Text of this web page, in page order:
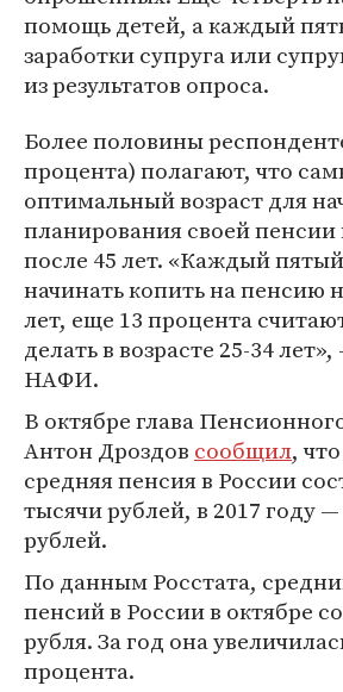
помощь детей, а каждый
заработки супруга или
из результатов опроса.
Более половины
процента) полагают, что
оптимальный возраст для
планирования своей пенсии
после 45 лет. «Каждый
начинать копить на пенсию
лет, еще 13 процента
делать в возрасте 25-34
НАФИ.
В октябре глава
Антон Дроздов сообщил,
средняя пенсия в России
тысячи рублей, в 2017 году
рублей.
По данным Росстата,
пенсий в России в октябре
рубля. За год она
процента.